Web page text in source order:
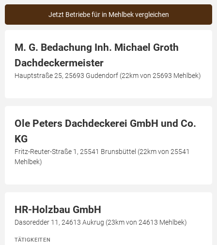
Jetzt Betriebe für in Mehlbek vergleichen
M. G. Bedachung Inh. Michael Groth
Dachdeckermeister
Hauptstraße 25, 25693 Gudendorf (22km von 25693 Mehlbek)
Ole Peters Dachdeckerei GmbH und Co.
KG
Fritz-Reuter-Straße 1, 25541 Brunsbüttel (22km von 25541
Mehlbek)
HR-Holzbau GmbH
Dasoredder 11, 24613 Aukrug (23km von 24613 Mehlbek)
TÄTIGKEITEN